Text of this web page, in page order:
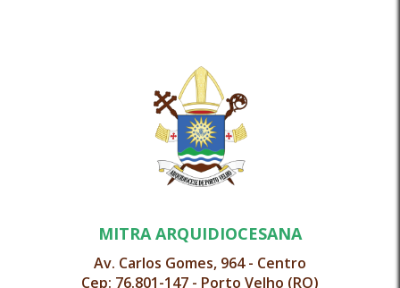
MITRA ARQUIDIOCESANA
Av. Carlos Gomes, 964 - Centro
Cep: 76.801-147 - Porto Velho (RO)